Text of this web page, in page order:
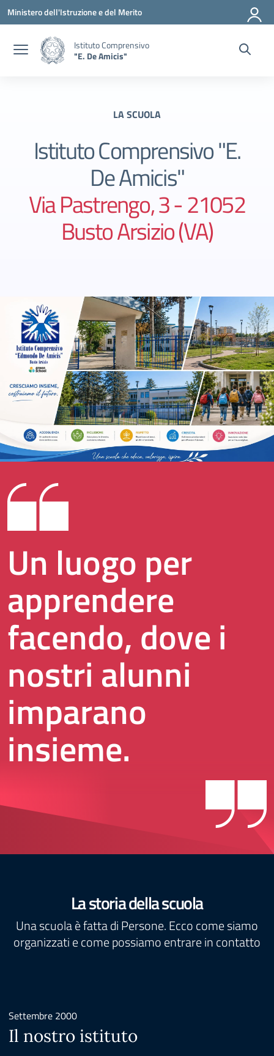
Vai ai contenuti
Vai al menu di navigazione
Vai al footer
Ministero dell'Istruzione e del Merito
Istituto Comprensivo
"E. De Amicis"
LA SCUOLA
Istituto Comprensivo "E.
De Amicis"
Via Pastrengo, 3 - 21052
Busto Arsizio (VA)
Un luogo per
apprendere
facendo, dove i
nostri alunni
imparano
insieme.
La storia della scuola
Una scuola è fatta di Persone. Ecco come siamo
organizzati e come possiamo entrare in contatto
Settembre 2000
Il nostro istituto